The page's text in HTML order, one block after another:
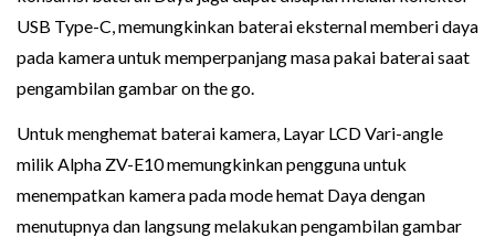
USB Type-C, memungkinkan baterai eksternal memberi daya
pada kamera untuk memperpanjang masa pakai baterai saat
pengambilan gambar on the go.
Untuk menghemat baterai kamera, Layar LCD Vari-angle
milik Alpha ZV-E10 memungkinkan pengguna untuk
menempatkan kamera pada mode hemat Daya dengan
menutupnya dan langsung melakukan pengambilan gambar